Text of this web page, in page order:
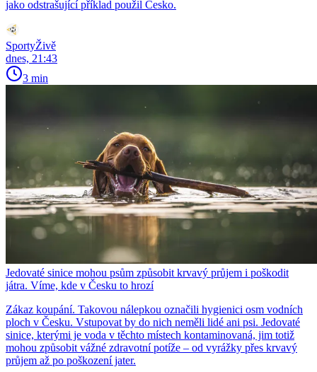
jako odstrašující příklad použil Česko.
SportyŽivě
dnes, 21:43
3 min
Jedovaté sinice mohou psům způsobit krvavý průjem i poškodit
játra. Víme, kde v Česku to hrozí
Zákaz koupání. Takovou nálepkou označili hygienici osm vodních
ploch v Česku. Vstupovat by do nich neměli lidé ani psi. Jedovaté
sinice, kterými je voda v těchto místech kontaminovaná, jim totiž
mohou způsobit vážné zdravotní potíže – od vyrážky přes krvavý
průjem až po poškození jater.